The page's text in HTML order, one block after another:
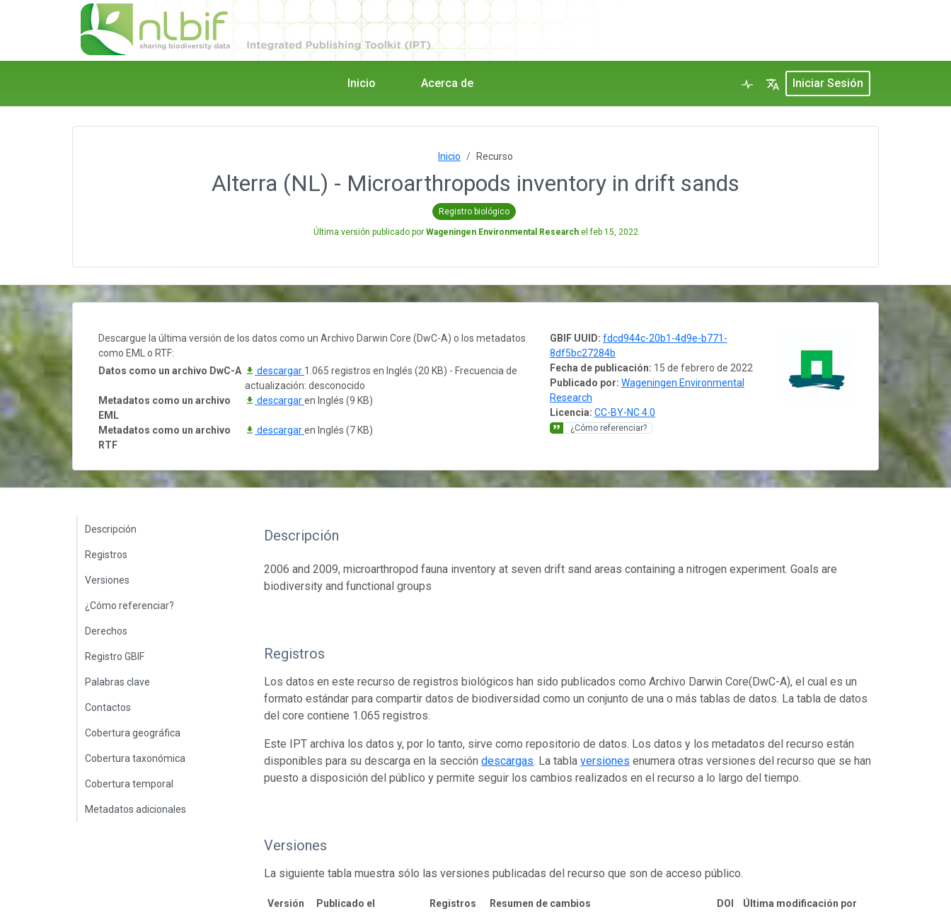
Inicio Acerca de Iniciar Sesión
Inicio Recurso
Alterra (NL) - Microarthropods inventory in drift sands
Registro biológico
Última versión publicado por Wageningen Environmental Researchelfeb 15, 2022
GBIF UUID: fdcd944c-20b1-4d9e-b771-
8df5bc27284b
Fecha de publicación: 15 de febrero de 2022
Publicado por: Wageningen Environmental
Research
Licencia: CC-BY-NC 4.0
¿Cómo referenciar?
Descargue la última versión de los datos como un Archivo Darwin Core (DwC-A) o los metadatos
como EML o RTF:
Datos como un archivo DwC-A
descargar 1.065 registros en Inglés (20 KB) - Frecuencia de
actualización: desconocido
Metadatos como un archivo
EML
descargaren Inglés (9 KB)
Metadatos como un archivo
RTF
descargaren Inglés (7 KB)
Descripción
Registros
Versiones
¿Cómo referenciar?
Derechos
Registro GBIF
Palabras clave
Contactos
Cobertura geográfica
Cobertura taxonómica
Cobertura temporal
Metadatos adicionales
Descripción
2006 and 2009, microarthropod fauna inventory at seven drift sand areas containing a nitrogen experiment. Goals are
biodiversity and functional groups
Registros
Los datos en este recurso de registros biológicos han sido publicados como Archivo Darwin Core(DwC-A), el cual es un
formato estándar para compartir datos de biodiversidad como un conjunto de una o más tablas de datos. La tabla de datos
del core contiene 1.065 registros.
Este IPT archiva los datos y, por lo tanto, sirve como repositorio de datos. Los datos y los metadatos del recurso están
disponibles para su descarga en la seccióndescargas. La tablaversiones enumera otras versiones del recurso que se han
puesto a disposición del público y permite seguir los cambios realizados en el recurso a lo largo del tiempo.
Versiones
La siguiente tabla muestra sólo las versiones publicadas del recurso que son de acceso público.
Versión Publicado el Registros Resumen de cambios DOI
Última modificación por